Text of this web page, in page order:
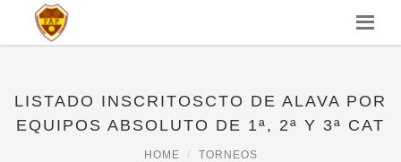
LISTADO INSCRITOSCTO DE ALAVA POR
EQUIPOS ABSOLUTO DE 1ª, 2ª Y 3ª CAT
HOME
TORNEOS